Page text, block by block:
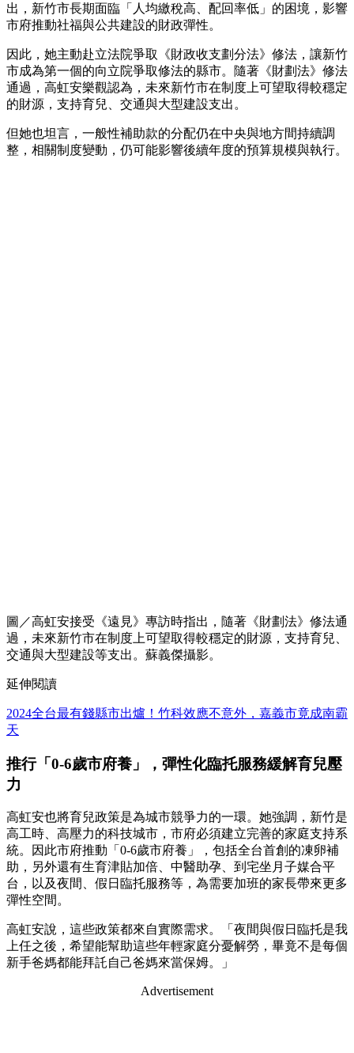
出，新竹市長期面臨「人均繳稅高、配回率低」的困境，影響
市府推動社福與公共建設的財政彈性。
因此，她主動赴立法院爭取《財政收支劃分法》修法，讓新竹
市成為第一個的向立院爭取修法的縣市。隨著《財劃法》修法
通過，高虹安樂觀認為，未來新竹市在制度上可望取得較穩定
的財源，支持育兒、交通與大型建設支出。
但她也坦言，一般性補助款的分配仍在中央與地方間持續調
整，相關制度變動，仍可能影響後續年度的預算規模與執行。
圖／高虹安接受《遠見》專訪時指出，隨著《財劃法》修法通
過，未來新竹市在制度上可望取得較穩定的財源，支持育兒、
交通與大型建設等支出。蘇義傑攝影。
延伸閱讀
2024全台最有錢縣市出爐！竹科效應不意外，嘉義市竟成南霸
天
推行「0-6歲市府養」，彈性化臨托服務緩解育兒壓
力
高虹安也將育兒政策是為城市競爭力的一環。她強調，新竹是
高工時、高壓力的科技城市，市府必須建立完善的家庭支持系
統。因此市府推動「0-6歲市府養」，包括全台首創的凍卵補
助，另外還有生育津貼加倍、中醫助孕、到宅坐月子媒合平
台，以及夜間、假日臨托服務等，為需要加班的家長帶來更多
彈性空間。
高虹安說，這些政策都來自實際需求。「夜間與假日臨托是我
上任之後，希望能幫助這些年輕家庭分憂解勞，畢竟不是每個
新手爸媽都能拜託自己爸媽來當保姆。」
Advertisement